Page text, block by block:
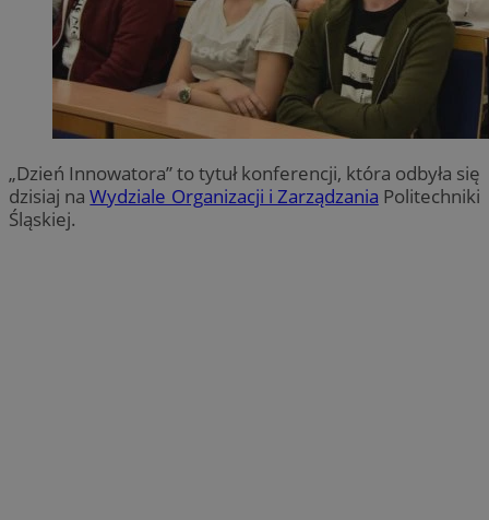
„Dzień Innowatora” to tytuł konferencji, która odbyła się
dzisiaj naWydziale Organizacji i Zarządzania Politechniki
Śląskiej.